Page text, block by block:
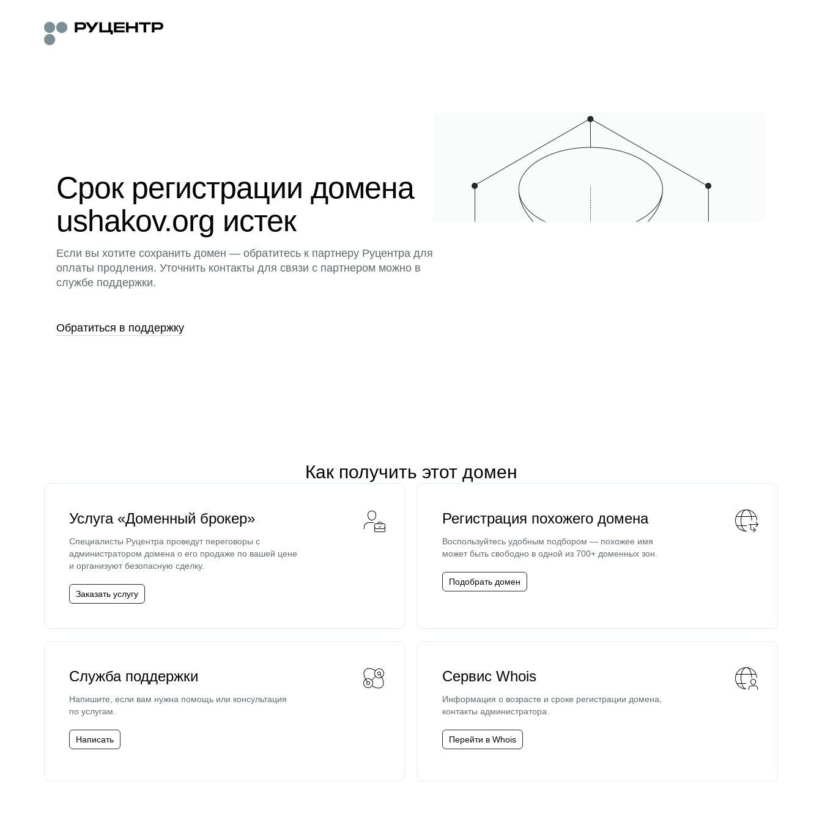
Срок регистрации домена
ushakov.org истек
Если вы хотите сохранить домен — обратитесь к партнеру Руцентра для
оплаты продления. Уточнить контакты для связи с партнером можно в
службе поддержки.
Обратиться в поддержку
Как получить этот домен
Услуга «Доменный брокер»
Специалисты Руцентра проведут переговоры с
администратором домена о его продаже по вашей цене
и организуют безопасную сделку.
Заказать услугу
Регистрация похожего домена
Воспользуйтесь удобным подбором — похожее имя
может быть свободно в одной из 700+ доменных зон.
Подобрать домен
Служба поддержки
Напишите, если вам нужна помощь или консультация
по услугам.
Написать
Сервис Whois
Информация о возрасте и сроке регистрации домена,
контакты администратора.
Перейти в Whois